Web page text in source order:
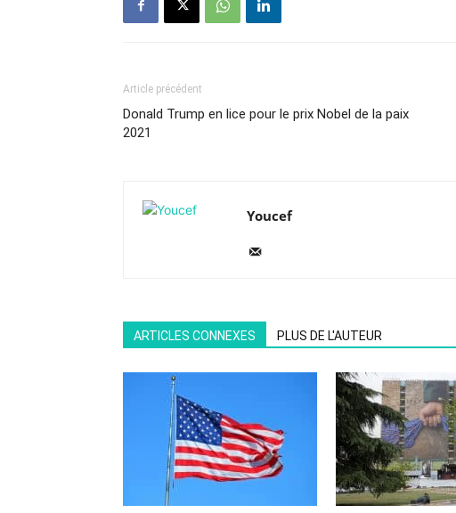
Article précédent
Donald Trump en lice pour le prix Nobel de la paix
2021
Youcef
ARTICLES CONNEXES PLUS DE L'AUTEUR